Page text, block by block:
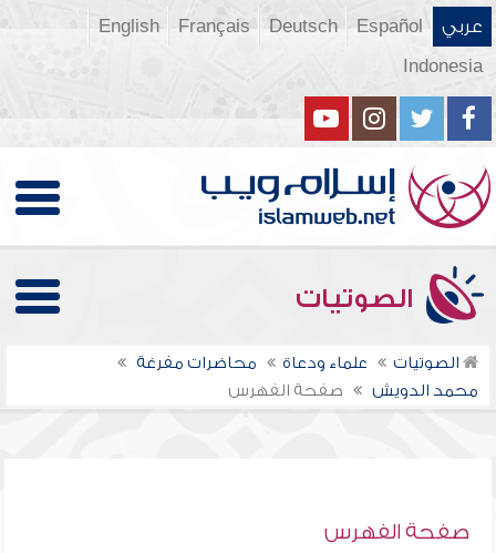
عربي Español
Deutsch
Français
English
Indonesia
الصوتيات
الصوتيات علماء ودعاة
محاضرات مفرغة
محمد الدويش
صفحة الفهرس
صفحة الفهرس